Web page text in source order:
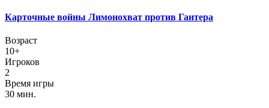
Карточные войны Лимонохват против Гантера
Возраст
10+
Игроков
2
Время игры
30 мин.